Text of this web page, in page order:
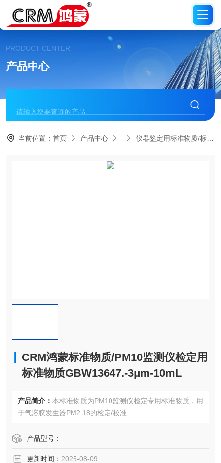
PRODUCT CENTER
产品中心
当前位置：首页 产品中心 仪器鉴定用标准物质/标准品
CRM鸿蒙标准物质/PM10监测仪检定用
标准物质GBW13647.-3μm-10mL
产品简介： 本标准物质为PM10监测仪检定专用标准物质，用
于气溶胶发生器PM2.18的检定/校准
产品型号：
更新时间： 2025-08-09